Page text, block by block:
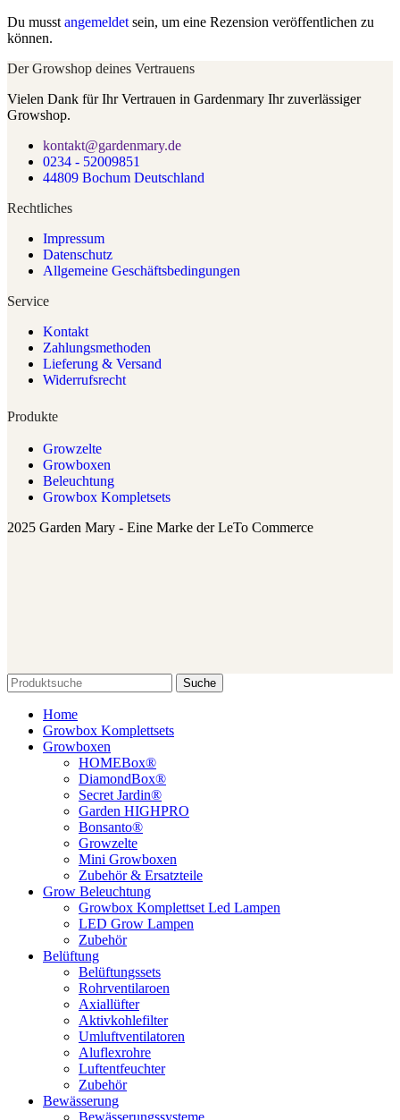
Du musst angemeldet sein, um eine Rezension veröffentlichen zu
können.
Der Growshop deines Vertrauens
Vielen Dank für Ihr Vertrauen in Gardenmary Ihr zuverlässiger
Growshop.
kontakt@gardenmary.de
0234 - 52009851
44809 Bochum Deutschland
Rechtliches
Impressum
Datenschutz
Allgemeine Geschäftsbedingungen
Service
Kontakt
Zahlungsmethoden
Lieferung & Versand
Widerrufsrecht
Produkte
Growzelte
Growboxen
Beleuchtung
Growbox Kompletsets
2025 Garden Mary - Eine Marke der LeTo Commerce
Suche
Home
Growbox Komplettsets
Growboxen
HOMEBox®
DiamondBox®
Secret Jardin®
Garden HIGHPRO
Bonsanto®
Growzelte
Mini Growboxen
Zubehör & Ersatzteile
Grow Beleuchtung
Growbox Komplettset Led Lampen
LED Grow Lampen
Zubehör
Belüftung
Belüftungssets
Rohrventilaroen
Axiallüfter
Aktivkohlefilter
Umluftventilatoren
Aluflexrohre
Luftentfeuchter
Zubehör
Bewässerung
Bewässerungssysteme